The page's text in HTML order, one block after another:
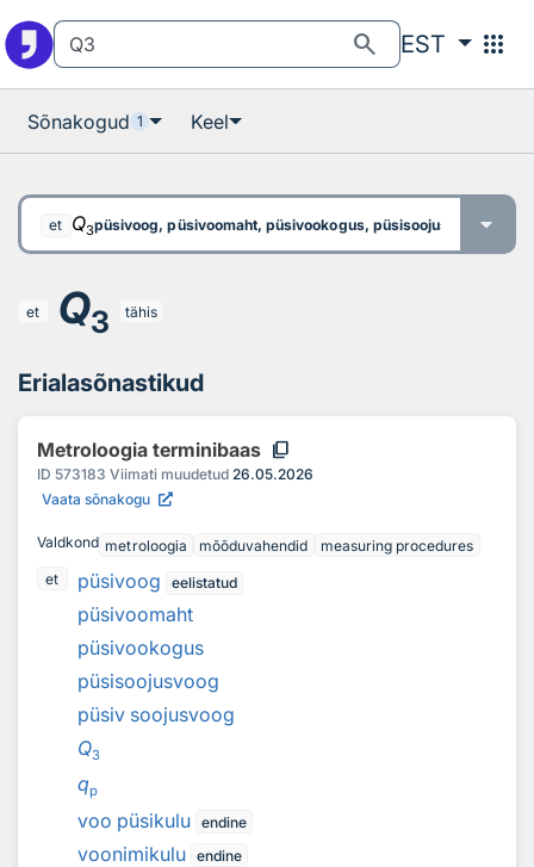
search EST apps
Sõnakogud 1 Keel
et Q3püsivoog, püsivoomaht, püsivookogus, püsisoojusvoog,
et Q3 tähis
Erialasõnastikud
Metroloogia terminibaas content_copy
ID 573183 Viimati muudetud 26.05.2026
Vaata sõnakogu
Valdkond metroloogia mõõduvahendid
measuring procedures
et
püsivoog eelistatud
püsivoomaht
püsivookogus
püsisoojusvoog
püsiv soojusvoog
Q3
qp
voo püsikulu endine
voonimikulu endine